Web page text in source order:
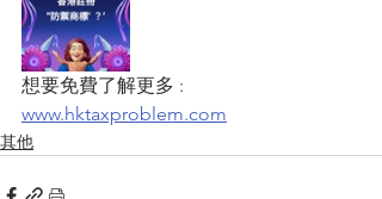
想要免費了解更多 :
www.hktaxproblem.com
其他